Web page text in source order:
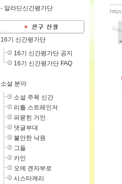
- 알라딘신간평가단
16기 신간평가단
16기 신간평가단 공지
16기 신간평가단 FAQ
소설 분야
소설 주목 신간
리틀 스트레인저
파묻힌 거인
댓글부대
불안한 낙원
그들
카인
오에 겐자부로
시스터캐리